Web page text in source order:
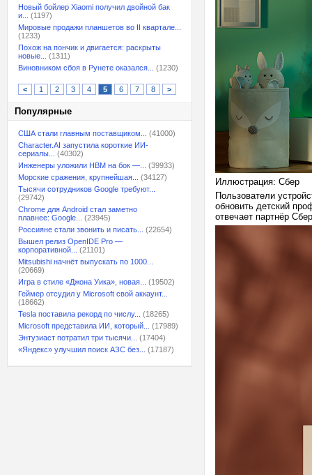
Новый бойлер Xiaomi получил двойной бак
и...
(1197)
Мировые продажи планшетов во II квартале...
(1233)
Похож на пончик и двигается: раскрыты
новые...
(1311)
Виновником сбоя в Рунете оказался...
(1230)
< 1 2 3 4 5 6 7 8 >
Популярные
США стали главным поставщиком...
(41000)
Character.AI запустила короткие ИИ-
сериалы...
(40302)
Инженеры уложили HBM на бок —...
(39933)
Морские сражения, крупнейшая...
(34127)
Тысячи сотрудников Google требуют...
(29742)
Chrome для Android стал заметно
плавнее: Google...
(23945)
Россияне стали звонить и писать...
(22654)
Вышел релиз OpenIDE Pro —
корпоративной...
(21101)
Mitsubishi начнёт выпускать по 1000...
(20669)
Игра в стиле «Джона Уика», новая...
(19502)
Геймер отсудил у Microsoft свой аккаунт...
(18662)
Tesla поставила рекорд по числу...
(18265)
Microsoft представила ИИ, который...
(17989)
Энтузиаст потратил три тысячи...
(17404)
«Яндекс» улучшил поиск АЗС без...
(17187)
Иллюстрация: Сбер
Пользователи
обновить детский
отвечает партнёр